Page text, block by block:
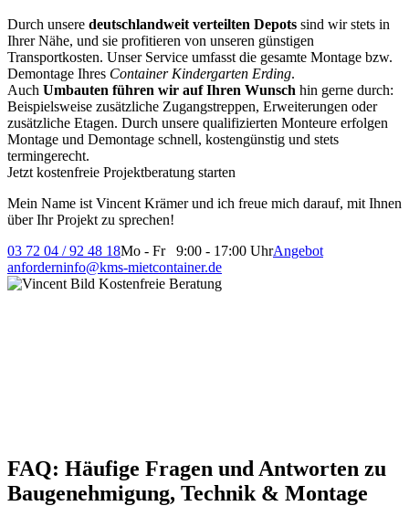
Durch unsere deutschlandweit verteilten Depots sind wir stets in
Ihrer Nähe, und sie profitieren von unseren günstigen
Transportkosten. Unser Service umfasst die gesamte Montage bzw.
Demontage Ihres Container Kindergarten Erding.
Auch Umbauten führen wir auf Ihren Wunsch hin gerne durch:
Beispielsweise zusätzliche Zugangstreppen, Erweiterungen oder
zusätzliche Etagen. Durch unsere qualifizierten Monteure erfolgen
Montage und Demontage schnell, kostengünstig und stets
termingerecht.
Jetzt kostenfreie Projektberatung starten
Mein Name ist Vincent Krämer und ich freue mich darauf, mit Ihnen
über Ihr Projekt zu sprechen!
03 72 04 / 92 48 18Mo - Fr 9:00 - 17:00 UhrAngebot
anforderninfo@kms-mietcontainer.de
FAQ: Häufige Fragen und Antworten zu
Baugenehmigung, Technik & Montage